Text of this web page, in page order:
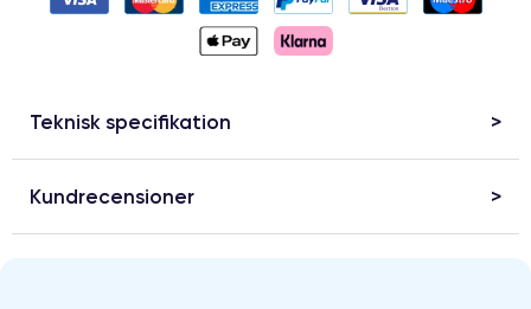
Teknisk specifikation
Kundrecensioner